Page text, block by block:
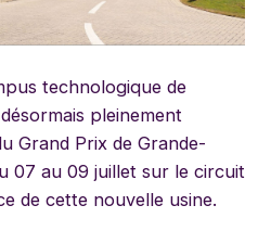
technologique de
pleinement
Grand Prix de Grande-
07 au 09 juillet sur le circuit
de cette nouvelle usine.